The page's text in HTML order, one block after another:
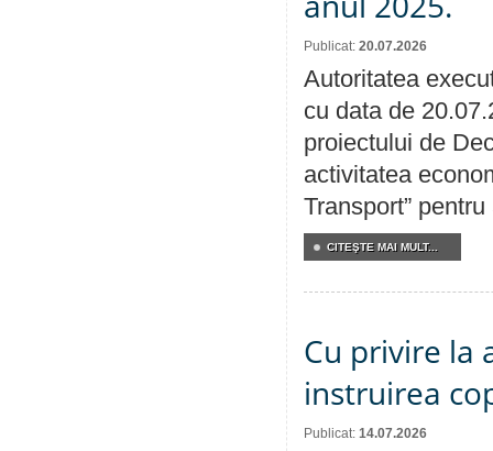
Publicat: 20.07.2026
Autoritatea
cu data de
proiectului de
activitatea
Transport” pentru
CITEŞTE MAI MULT...
Cu privire la
instruirea
Publicat: 14.07.2026